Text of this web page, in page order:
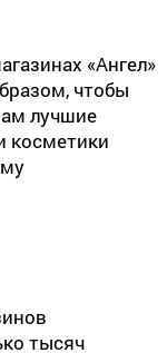
«Ангел»
чтобы
лучшие
косметики
тысяч